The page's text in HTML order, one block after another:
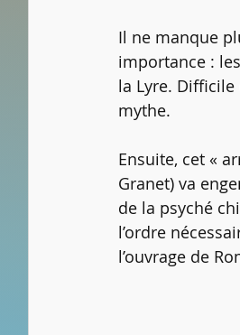
Il ne manque
importance :
la Lyre. Difficile
mythe.
Ensuite, cet «
Granet) va
de la psyché
l’ordre
l’ouvrage de